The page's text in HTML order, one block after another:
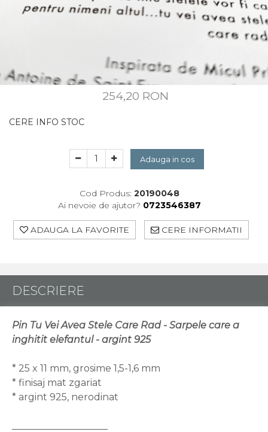
CUSTOM MADE
254,20 RON
CERE INFO STOC
Adauga in cos
Cod Produs: 20190048
Ai nevoie de ajutor? 0723546387
ADAUGA LA FAVORITE CERE INFORMATII
DESCRIERE
Pin Tu Vei Avea Stele Care Rad - Sarpele care a
inghitit elefantul - argint 925
* 25 x 11 mm, grosime 1,5-1,6 mm
* finisaj mat zgariat
* argint 925, nerodinat